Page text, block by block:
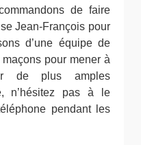
de faire
Jean-François pour
d’une équipe de
pour mener à
de plus amples
n’hésitez pas à le
pendant les